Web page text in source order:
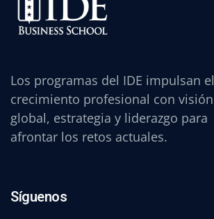
Los programas del IDE impulsan el
crecimiento profesional con visión
global, estrategia y liderazgo para
afrontar los retos actuales.
Síguenos